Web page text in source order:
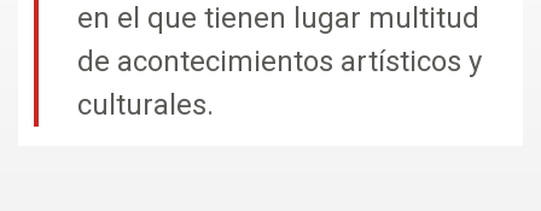
en el que tienen lugar multitud
de acontecimientos artísticos y
culturales.